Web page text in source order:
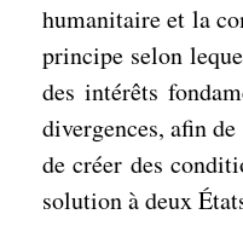
humanitaire et la
principe selon
des intérêts
divergences, afin
de créer des
solution à deux